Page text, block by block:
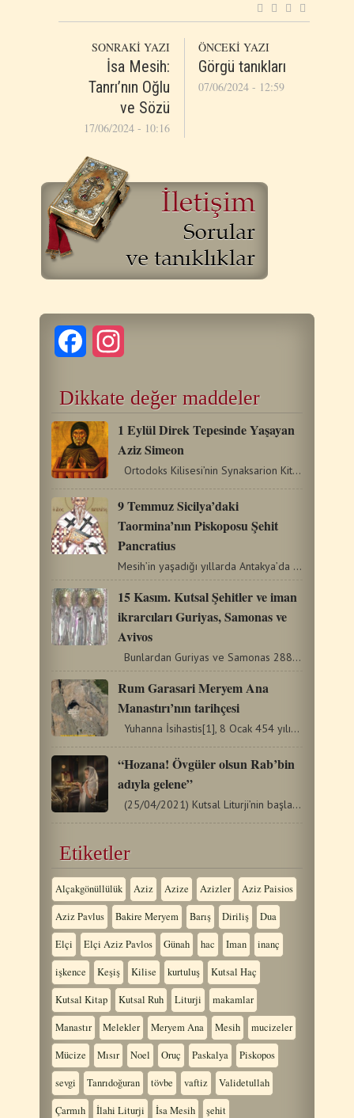
SONRAKİ YAZI
İsa Mesih:
Tanrı’nın Oğlu
ve Sözü
17/06/2024 - 10:16
ÖNCEKİ YAZI
Görgü tanıkları
07/06/2024 - 12:59
Facebook
Dikkate değer maddeler
1 Eylül Direk Tepesinde Yaşayan
Aziz Simeon
Ortodoks Kilisesi’nin Synaksarion Kitabından bir alıntıdır.…
9 Temmuz Sicilya’daki
Taormina’nın Piskoposu Şehit
Pancratius
Mesih’in yaşadığı yıllarda Antakya’da doğdu. Mesih’in…
15 Kasım. Kutsal Şehitler ve iman
ikrarcıları Guriyas, Samonas ve
Avivos
Bunlardan Guriyas ve Samonas 288 yılında Diyokletyan…
Rum Garasari Meryem Ana
Manastırı’nın tarihçesi
Yuhanna İsihastis[1], 8 Ocak 454 yılında, Karadeniz’in…
“Hozana! Övgüler olsun Rab’bin
adıyla gelene”
(25/04/2021) Kutsal Liturji’nin başlangıcından, "Peder’in,…
Etiketler
Alçakgönüllülük Aziz Azize Azizler Aziz Paisios
Aziz Pavlus Bakire Meryem Barış Diriliş Dua
Elçi Elçi Aziz Pavlos Günah hac Iman inanç
işkence Keşiş Kilise kurtuluş Kutsal Haç
Kutsal Kitap Kutsal Ruh Liturji makamlar
Manastır Melekler Meryem Ana Mesih mucizeler
Mücize Mısır Noel Oruç Paskalya Piskopos
sevgi Tanrıdoğuran tövbe vaftiz Validetullah
Çarmıh İlahi Liturji İsa Mesih şehit